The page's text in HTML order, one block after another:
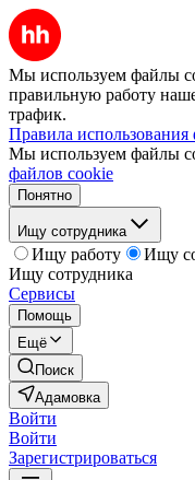
Мы используем файлы
правильную работу
трафик.
Правила
Мы используем файлы
файлов cookie
Понятно
Ищу сотрудника
Ищу работу
Ищу
Ищу сотрудника
Сервисы
Помощь
Ещё
Поиск
Адамовка
Войти
Войти
Зарегистрироваться